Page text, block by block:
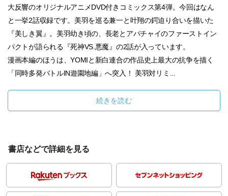
大反響のオリジナルアニメDVD付きコミックス第4弾。今回はなん
と一挙2話収録です。美羽を巡る兼一と叶翔の鍔迫り合いを描いた
『美しき翼』。美羽幼き頃の、長老とアパチャイのファーストイン
パクトが語られる『死神VS.悪魔』の2話が入っています。
漫画本編のほうは、YOMIと新白連合の作品史上最大の抗争を描く
「同時多発バトルIN遊園地編」へ突入！ 美羽対リミ...
続きを読む
書店などで詳細を見る